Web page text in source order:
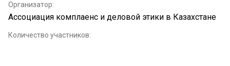
Организатор:
Ассоциация комплаенс и деловой этики в Казахстане
Количество участников: